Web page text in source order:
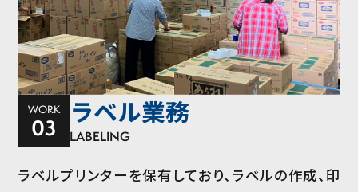
WORK
03 ラベル業務
LABELING
ラベルプリンターを保有しており、ラベルの作成、印